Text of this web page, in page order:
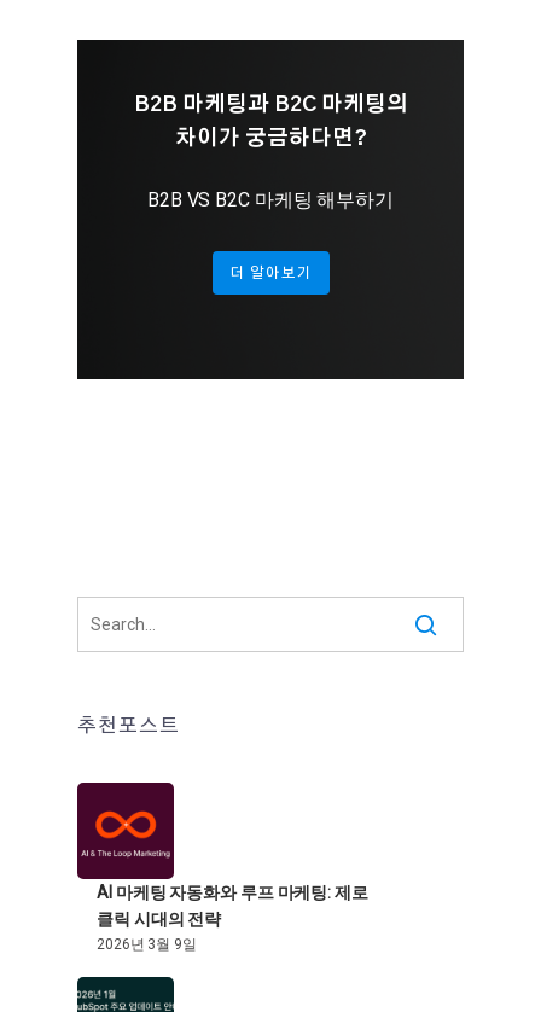
B2B 마케팅과 B2C 마케팅의
차이가 궁금하다면?
B2B VS B2C 마케팅 해부하기
더 알아보기
추천포스트
AI 마케팅 자동화와 루프 마케팅: 제로
클릭 시대의 전략
2026년 3월 9일